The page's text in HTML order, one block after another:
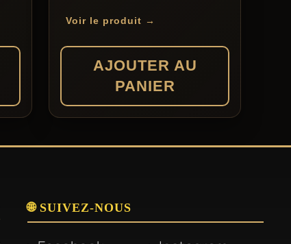
Voir le produit →
AJOUTER AU
PANIER
🌐 SUIVEZ-NOUS